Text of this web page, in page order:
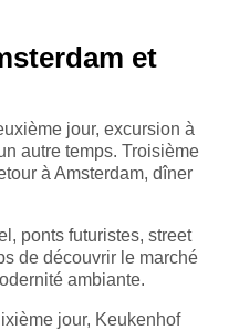
et
jour, excursion à
autre temps. Troisième
à Amsterdam, dîner
ponts futuristes, street
de découvrir le marché
ambiante.
jour, Keukenhof